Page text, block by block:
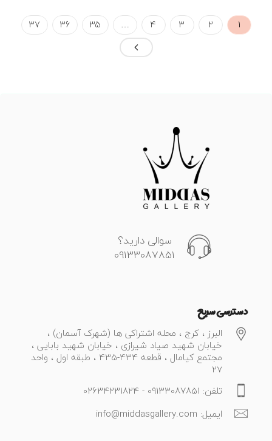
1
2
3
4
…
35
36
37
سوالی دارید؟
09133087851
دسترسی سریع
البرز ، کرج ، محله اشتراکی ها (شهرک آسمان) ،
خیابان شهید صیاد شیرازی ، خیابان شهید بابایی ،
مجتمع کیامال ، قطعه 434-435 ، طبقه اول ، واحد
27
تلفن: 09133087851 - 02634231824
ایمیل: info@middasgallery.com